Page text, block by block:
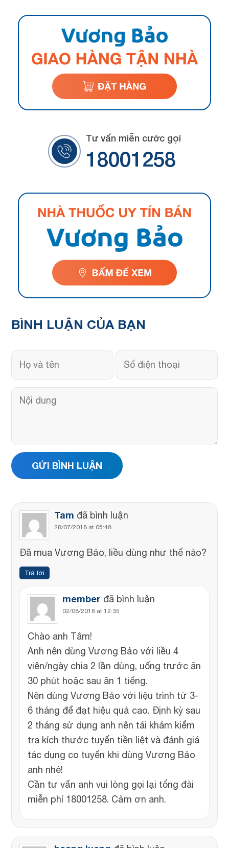
Tư vấn miễn cước gọi
18001258
BÌNH LUẬN CỦA BẠN
Tam đã bình luận
28/07/2018 at 05:48
Đã mua Vương Bảo, liều dùng như thế nào?
Trả lời
member đã bình luận
02/08/2018 at 12:35
Chào anh Tâm!
Anh nên dùng Vương Bảo với liều 4
viên/ngày chia 2 lần dùng, uống trước ăn
30 phút hoặc sau ăn 1 tiếng.
Nên dùng Vương Bảo với liệu trình từ 3-
6 tháng để đạt hiệu quả cao. Định kỳ sau
2 tháng sử dụng anh nên tái khám kiểm
tra kích thước tuyến tiền liệt và đánh giá
tác dụng co tuyến khi dùng Vương Bảo
anh nhé!
Cần tư vấn anh vui lòng gọi lại tổng đài
miễn phí 18001258. Cảm ơn anh.